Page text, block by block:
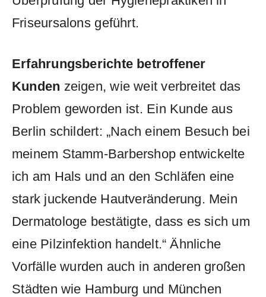
Friseursalons⁢ geführt.
Erfahrungsberichte betroffener
Kunden zeigen, wie weit verbreitet⁢ das
Problem geworden ⁣ist. Ein Kunde aus
Berlin schildert: „Nach ‍einem Besuch bei⁤
meinem ‌Stamm-Barbershop‌ entwickelte
ich am⁤ Hals ⁣und an ‌den⁢ Schläfen eine
stark juckende Hautveränderung. Mein
Dermatologe bestätigte, dass ⁤es sich ‌um
eine ‍Pilzinfektion‍ handelt.“ Ähnliche
⁢Vorfälle wurden auch in anderen großen
⁢Städten wie Hamburg und München